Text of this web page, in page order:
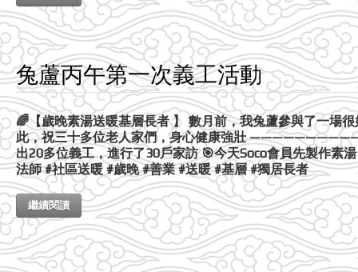
兔蘆丙午第一次義工活動
🌈【歲晚素湯送暖基層長者 】 數月前，我兔蘆參與了一場
此，祝三十多位老人家們，身心健康強壯
出20多位義工，進行了30戶家訪 🎯今天Soco會員先製作素
法師 #社區送暖 #歲晚 #善業 #送暖 #基層 #獨居長者
繼續閱讀